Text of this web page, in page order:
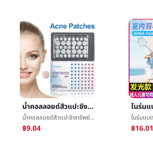
น้ำคอลลอยด์สิวแปะชิงทรัพย์ปกข้อบกพร่องแต่งหน้าแปะการแปรสภาพดาษพิมพ์หายใจหนองสุทธิดาษแปะต่ำนาทีดาษดาษการซ่อมแซมแปะ
น้ำคอลลอยด์สิวแปะชิงทรัพย์ปกข้อบกพร่องแต่งหน้าแปะการแปรสภาพดาษพิมพ์หายใจหนองสุทธิดาษแปะต่ำนาทีดาษดาษการซ่อมแซมแปะ
฿9.04 ฿16.01